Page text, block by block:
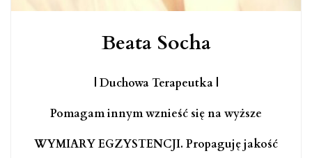
Beata Socha
| Duchowa Terapeutka |
Pomagam innym wznieść się na wyższe
WYMIARY EGZYSTENCJI. Propaguję jakość